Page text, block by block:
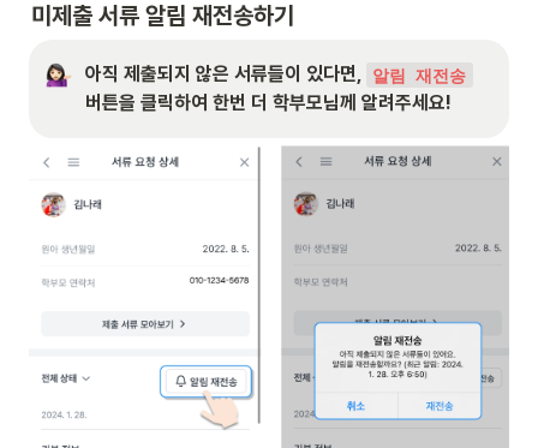
미제출 서류 알림 재전송하기
아직 제출되지 않은 서류들이 있다면, 알림 재전송
버튼을 클릭하여 한번 더 학부모님께 알려주세요!